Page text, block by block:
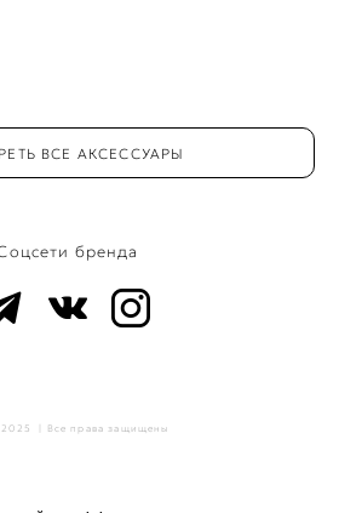
ВСЕ АКСЕССУАРЫ
бренда
2025 | Все права защищены